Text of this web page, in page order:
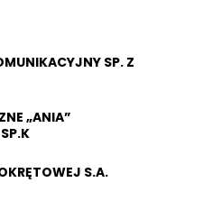
SP. Z
„ANIA”
S.A.